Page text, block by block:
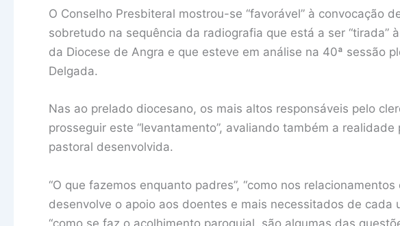
O Conselho Presbiteral mostrou-se “favorável” à convocação
sobretudo na sequência da radiografia que está a ser “tirada”
da Diocese de Angra e que esteve em análise na 40ª sessão
Delgada.
Nas ao prelado diocesano, os mais altos responsáveis pelo
prosseguir este “levantamento”, avaliando também a
pastoral desenvolvida.
“O que fazemos enquanto padres”, “como nos relacionamentos
desenvolve o apoio aos doentes e mais necessitados de cada
“como se faz o acolhimento paroquial, são algumas das